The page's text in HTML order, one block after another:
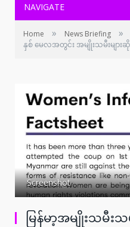
NAVIGATE
Home » News Briefing »
နှစ် မေလအတွင်း အမျိုးသမီးမျာ
Screenshot
မြန်မာ့အမျိုးသမီး